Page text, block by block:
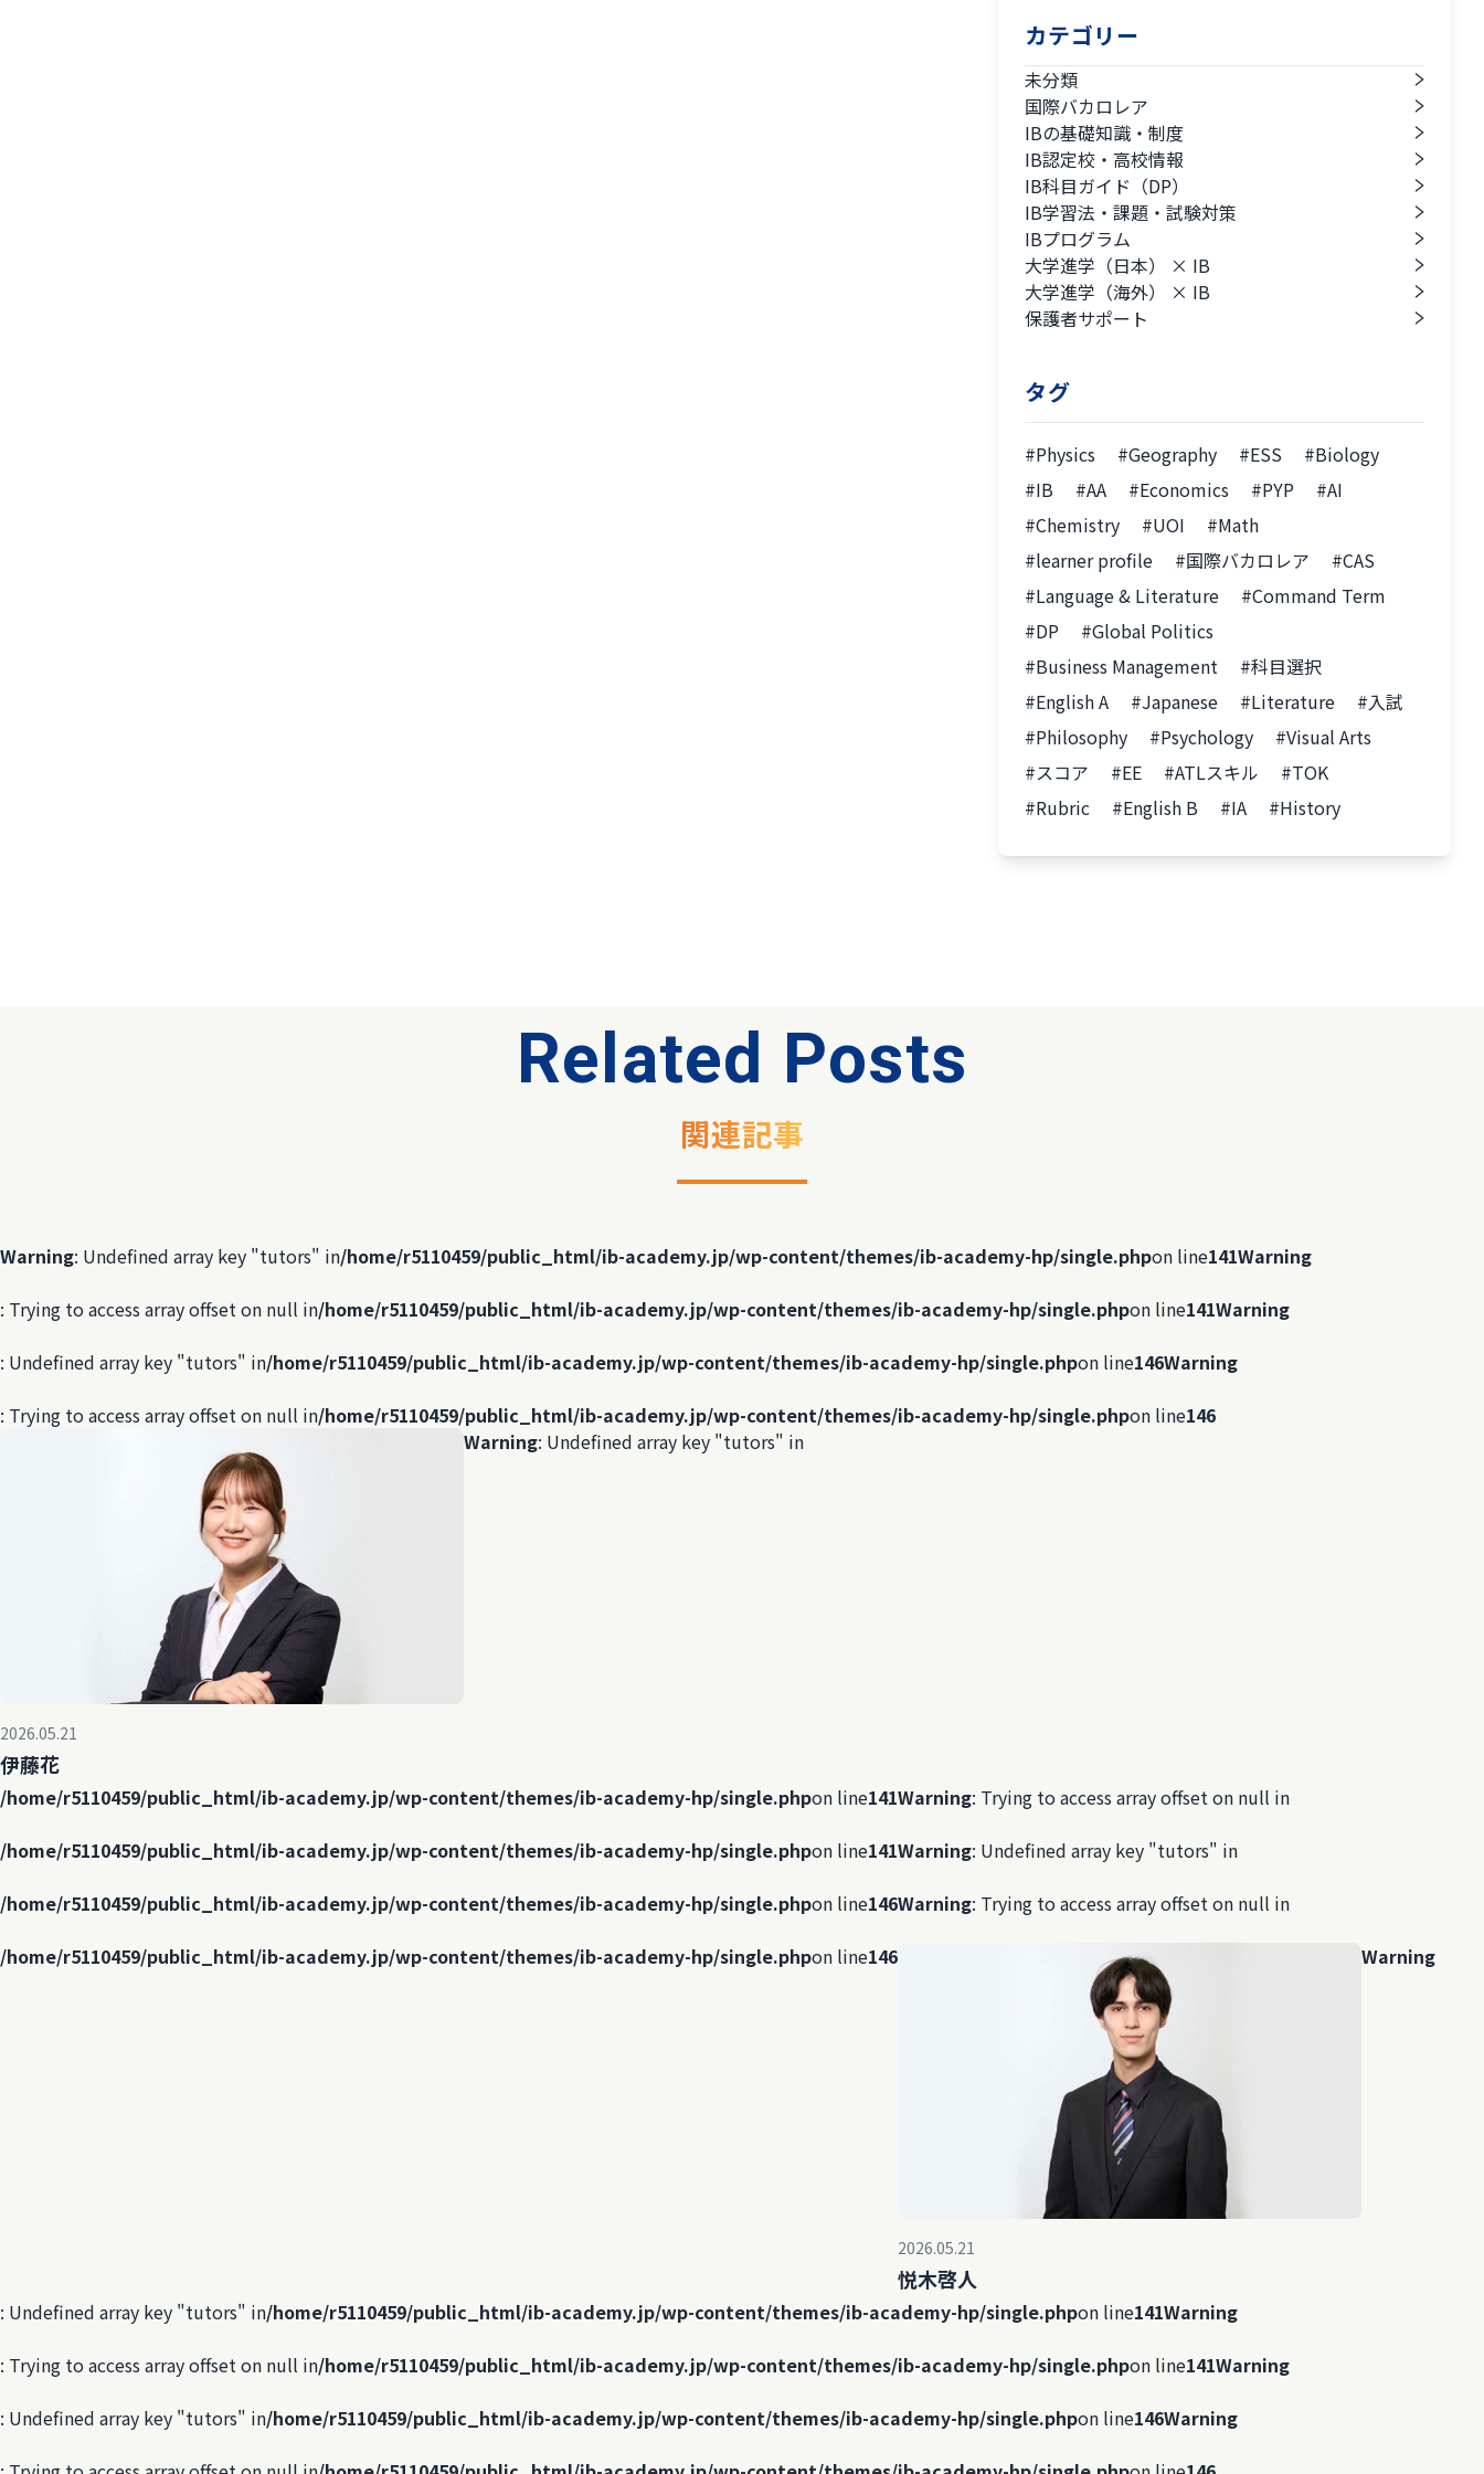
カテゴリー
未分類
国際バカロレア
IBの基礎知識・制度
IB認定校・高校情報
IB科目ガイド（DP）
IB学習法・課題・試験対策
IBプログラム
大学進学（日本） × IB
大学進学（海外） × IB
保護者サポート
タグ
#Physics #Geography #ESS
#Biology
#IB
#AA #Economics #PYP
#AI
#Chemistry
#UOI
#Math
#learner profile
#国際バカロレア
#CAS
#Language & Literature
#Command Term
#DP
#Global Politics
#Business Management
#科目選択
#English A
#Japanese #Literature
#入試
#Philosophy
#Psychology
#Visual Arts
#スコア
#EE #ATLスキル
#TOK
#Rubric
#English B #IA #History
Related Posts
関連記事
Warning: Undefined array key "tutors" in/home/r5110459/public_html/ib-academy.jp/wp-content/themes/ib-academy-hp/single.phpon line141Warning
: Trying to access array offset on null in/home/r5110459/public_html/ib-academy.jp/wp-content/themes/ib-academy-hp/single.phpon line141Warning
: Undefined array key "tutors" in/home/r5110459/public_html/ib-academy.jp/wp-content/themes/ib-academy-hp/single.phpon line146Warning
: Trying to access array offset on null in/home/r5110459/public_html/ib-academy.jp/wp-content/themes/ib-academy-hp/single.phpon line146
2026.05.21
伊藤花
Warning: Undefined array key "tutors" in
/home/r5110459/public_html/ib-academy.jp/wp-content/themes/ib-academy-hp/single.phpon line141Warning: Trying to access array offset on null in
/home/r5110459/public_html/ib-academy.jp/wp-content/themes/ib-academy-hp/single.phpon line141Warning: Undefined array key "tutors" in
/home/r5110459/public_html/ib-academy.jp/wp-content/themes/ib-academy-hp/single.phpon line146Warning: Trying to access array offset on null in
/home/r5110459/public_html/ib-academy.jp/wp-content/themes/ib-academy-hp/single.phpon line146
2026.05.21
悦木啓人
Warning
: Undefined array key "tutors" in/home/r5110459/public_html/ib-academy.jp/wp-content/themes/ib-academy-hp/single.phpon line141Warning
: Trying to access array offset on null in/home/r5110459/public_html/ib-academy.jp/wp-content/themes/ib-academy-hp/single.phpon line141Warning
: Undefined array key "tutors" in/home/r5110459/public_html/ib-academy.jp/wp-content/themes/ib-academy-hp/single.phpon line146Warning